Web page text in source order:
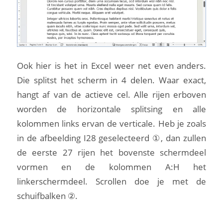
Ook hier is het in Excel weer net even anders.
Die splitst het scherm in 4 delen. Waar exact,
hangt af van de actieve cel. Alle rijen erboven
worden de horizontale splitsing en alle
kolommen links ervan de verticale. Heb je zoals
in de afbeelding I28 geselecteerd ①, dan zullen
de eerste 27 rijen het bovenste schermdeel
vormen en de kolommen A:H het
linkerschermdeel. Scrollen doe je met de
schuifbalken ②.